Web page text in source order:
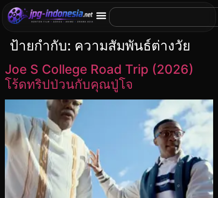
ป้ายกำกับ: ความสัมพันธ์ต่างวัย
Joe S College Road Trip (2026)
โร้ดทริปป่วนกับคุณปู่โจ